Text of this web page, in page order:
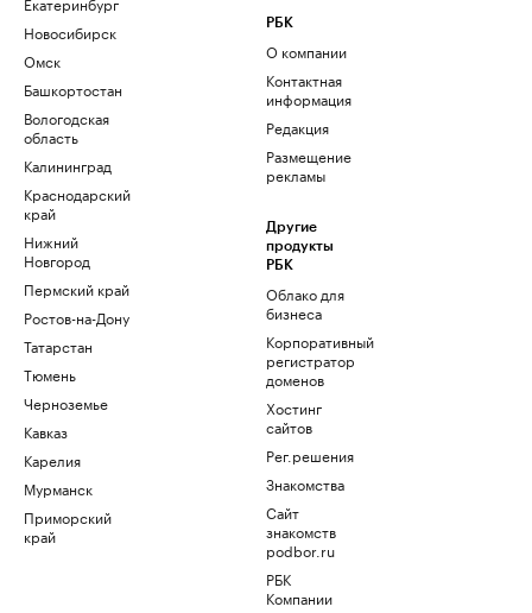
Новосибирск
Омск
Башкортостан
Вологодская
область
Калининград
Краснодарский
край
Нижний
Новгород
Пермский край
Ростов-на-Дону
Татарстан
Тюмень
Черноземье
Кавказ
Карелия
Мурманск
Приморский
край
РБК
О компании
Контактная
информация
Редакция
Размещение
рекламы
Другие
продукты
РБК
Облако для
бизнеса
Корпоративный
регистратор
доменов
Хостинг
сайтов
Рег.решения
Знакомства
Сайт
знакомств
podbor.ru
РБК
Компании